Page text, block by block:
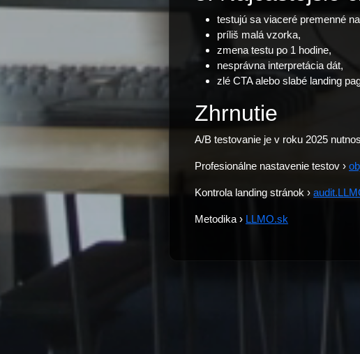
testujú sa viaceré premenné
príliš malá vzorka,
zmena testu po 1 hodine,
nesprávna interpretácia dát,
zlé CTA alebo slabé landing
Zhrnutie
A/B testovanie je v roku 2025
Profesionálne nastavenie testov ›
Kontrola landing stránok ›
Metodika › LLMO.sk